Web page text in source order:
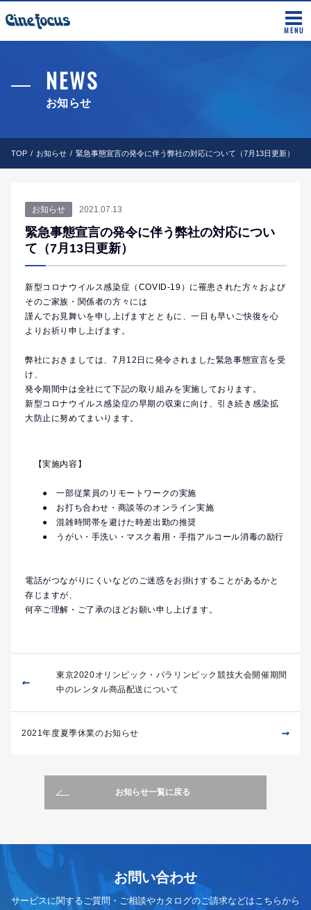
MENU
NEWS
お知らせ
TOP お知らせ 緊急事態宣言の発令に伴う弊社の対応について（7月13日更新）
お知らせ 2021.07.13
緊急事態宣言の発令に伴う弊社の対応につい
て（7月13日更新）
新型コロナウイルス感染症（COVID-19）に罹患された方々および
そのご家族・関係者の方々には
謹んでお見舞いを申し上げますとともに、一日も早いご快復を心
よりお祈り申し上げます。
弊社におきましては、7月12日に発令されました緊急事態宣言を受
け、
発令期間中は全社にて下記の取り組みを実施しております。
新型コロナウイルス感染症の早期の収束に向け、引き続き感染拡
大防止に努めてまいります。
【実施内容】
● 一部従業員のリモートワークの実施
● お打ち合わせ・商談等のオンライン実施
● 混雑時間帯を避けた時差出勤の推奨
● うがい・手洗い・マスク着用・手指アルコール消毒の励行
電話がつながりにくいなどのご迷惑をお掛けすることがあるかと
存じますが、
何卒ご理解・ご了承のほどお願い申し上げます。
東京2020オリンピック・パラリンピック競技大会開催期間
中のレンタル商品配送について
2021年度夏季休業のお知らせ
お知らせ一覧に戻る
お問い合わせ
サービスに関するご質問・ご相談やカタログのご請求などはこちらから